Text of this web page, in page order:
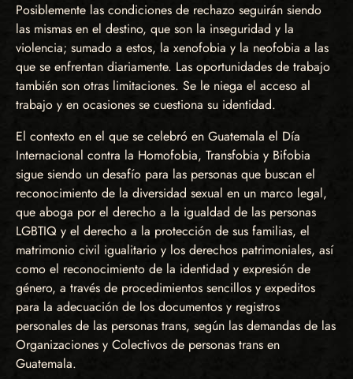
Posiblemente las condiciones de rechazo seguirán siendo
las mismas en el destino, que son la inseguridad y la
violencia; sumado a estos, la xenofobia y la neofobia a las
que se enfrentan diariamente. Las oportunidades de trabajo
también son otras limitaciones. Se le niega el acceso al
trabajo y en ocasiones se cuestiona su identidad.
El contexto en el que se celebró en Guatemala el Día
Internacional contra la Homofobia, Transfobia y Bifobia
sigue siendo un desafío para las personas que buscan el
reconocimiento de la diversidad sexual en un marco legal,
que aboga por el derecho a la igualdad de las personas
LGBTIQ y el derecho a la protección de sus familias, el
matrimonio civil igualitario y los derechos patrimoniales, así
como el reconocimiento de la identidad y expresión de
género, a través de procedimientos sencillos y expeditos
para la adecuación de los documentos y registros
personales de las personas trans, según las demandas de las
Organizaciones y Colectivos de personas trans en
Guatemala.